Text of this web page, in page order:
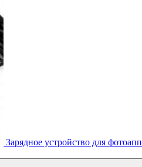
Зарядное устройство для